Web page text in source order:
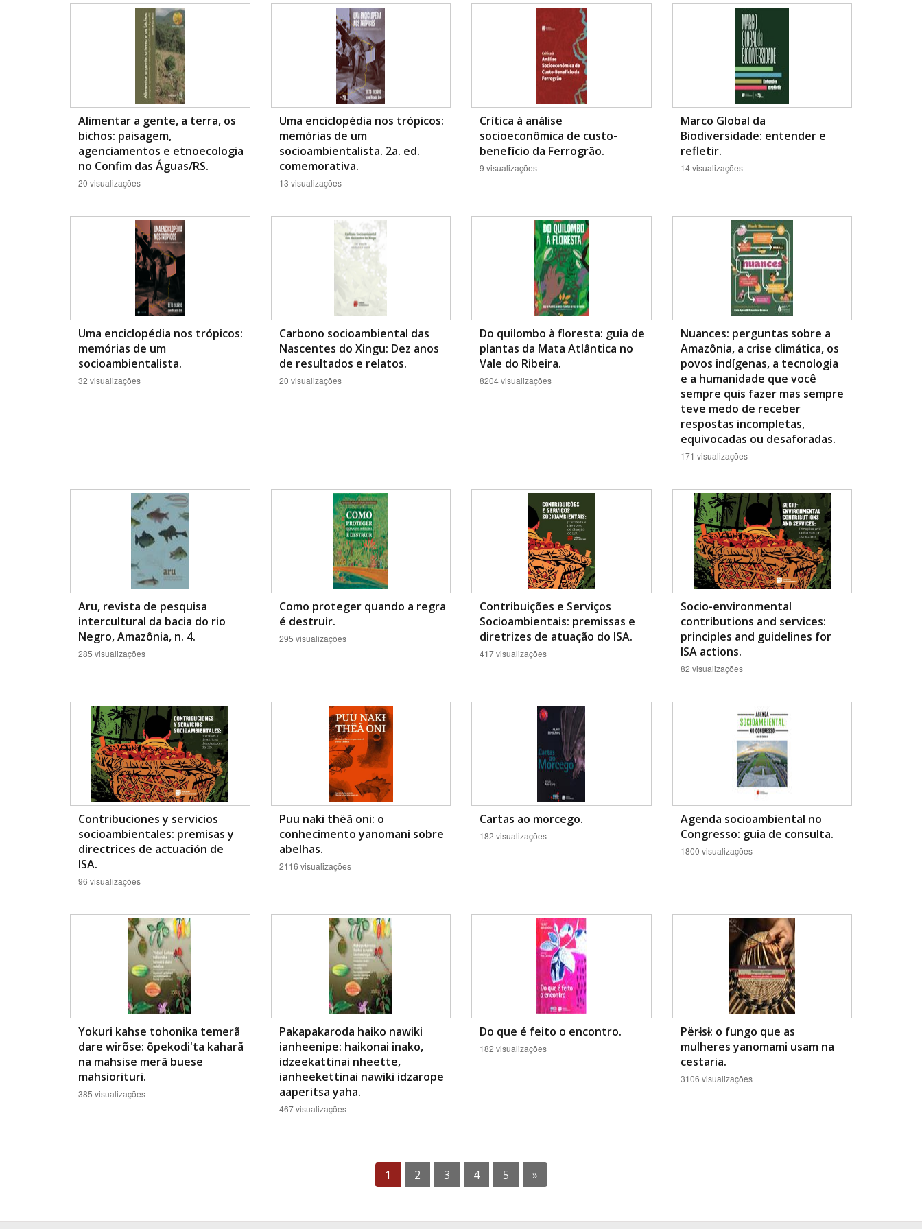
Área de Levantamento
Alimentar a gente, a terra, os
bichos: paisagem,
agenciamentos e etnoecologia
no Confim das Águas/RS.
20 visualizações
Uma enciclopédia nos trópicos:
memórias de um
socioambientalista. 2a. ed.
comemorativa.
13 visualizações
Crítica à análise
socioeconômica de custo-
benefício da Ferrogrão.
9 visualizações
Marco Global da
Biodiversidade: entender e
refletir.
14 visualizações
Uma enciclopédia nos trópicos:
memórias de um
socioambientalista.
32 visualizações
Carbono socioambiental das
Nascentes do Xingu: Dez anos
de resultados e relatos.
20 visualizações
Do quilombo à floresta: guia de
plantas da Mata Atlântica no
Vale do Ribeira.
8204 visualizações
Nuances: perguntas sobre a
Amazônia, a crise climática, os
povos indígenas, a tecnologia
e a humanidade que você
sempre quis fazer mas sempre
teve medo de receber
respostas incompletas,
equivocadas ou desaforadas.
171 visualizações
Aru, revista de pesquisa
intercultural da bacia do rio
Negro, Amazônia, n. 4.
285 visualizações
Como proteger quando a regra
é destruir.
295 visualizações
Contribuições e Serviços
Socioambientais: premissas e
diretrizes de atuação do ISA.
417 visualizações
Socio-environmental
contributions and services:
principles and guidelines for
ISA actions.
82 visualizações
Contribuciones y servicios
socioambientales: premisas y
directrices de actuación de
ISA.
96 visualizações
Puu naki thëã oni: o
conhecimento yanomani sobre
abelhas.
2116 visualizações
Cartas ao morcego.
182 visualizações
Agenda socioambiental no
Congresso: guia de consulta.
1800 visualizações
Yokuri kahse tohonika temerã
dare wirõse: õpekodi'ta kaharã
na mahsise merã buese
mahsiorituri.
385 visualizações
Pakapakaroda haiko nawiki
ianheenipe: haikonai inako,
idzeekattinai nheette,
ianheekettinai nawiki idzarope
aaperitsa yaha.
467 visualizações
Do que é feito o encontro.
182 visualizações
Përɨsɨ: o fungo que as
mulheres yanomami usam na
cestaria.
3106 visualizações
1 2 3 4 5 »